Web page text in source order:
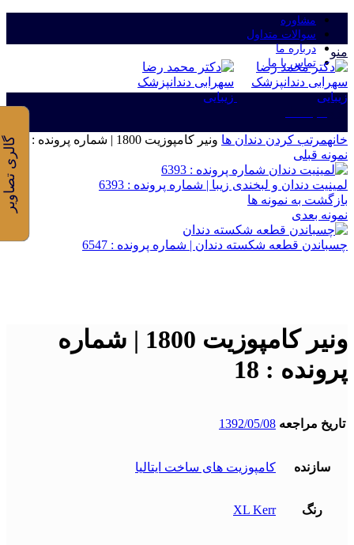
مشاوره
سوالات متداول
درباره ما
تماس با ما
منو
خانهمرتب کردن دندان ها ونیر کامپوزیت 1800 | شماره پرونده : 18
نمونه قبلی
لمینیت دندان و لبخندی زیبا | شماره پرونده : 6393
بازگشت به نمونه ها
نمونه بعدی
چسباندن قطعه شکسته دندان | شماره پرونده : 6547
ونیر کامپوزیت 1800 | شماره
پرونده : 18
تاریخ مراجعه 1392/05/08
سازنده کامپوزیت های ساخت ایتالیا
رنگ XL Kerr
گالری تصاویر